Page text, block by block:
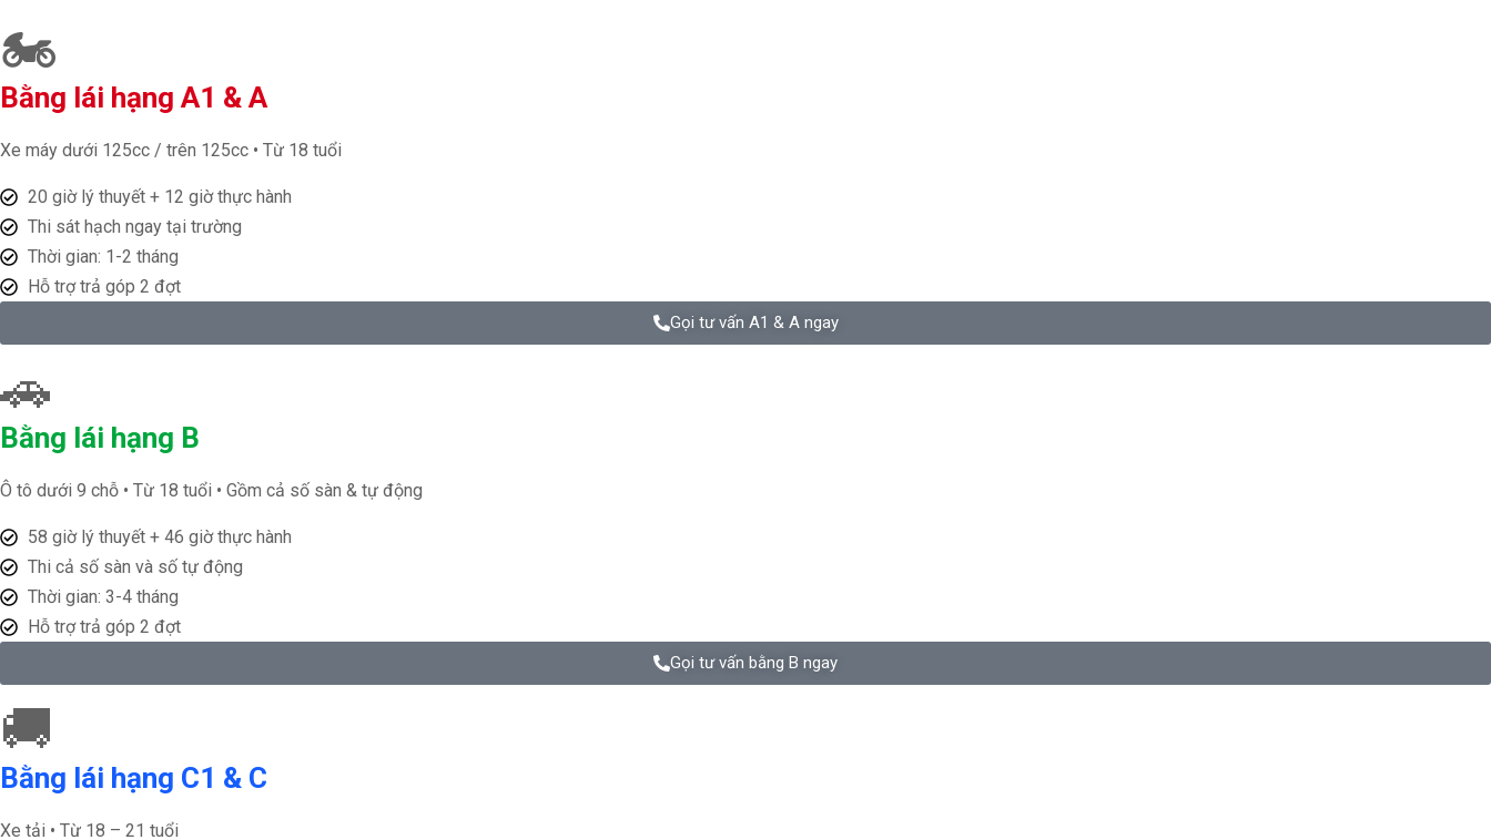
🏍️
Bằng lái hạng A1 & A
Xe máy dưới 125cc / trên 125cc • Từ 18 tuổi
20 giờ lý thuyết + 12 giờ thực hành
Thi sát hạch ngay tại trường
Thời gian: 1-2 tháng
Hỗ trợ trả góp 2 đợt
Gọi tư vấn A1 & A ngay
🚗
Bằng lái hạng B
Ô tô dưới 9 chỗ • Từ 18 tuổi • Gồm cả số sàn & tự động
58 giờ lý thuyết + 46 giờ thực hành
Thi cả số sàn và số tự động
Thời gian: 3-4 tháng
Hỗ trợ trả góp 2 đợt
Gọi tư vấn bằng B ngay
🚚
Bằng lái hạng C1 & C
Xe tải • Từ 18 – 21 tuổi